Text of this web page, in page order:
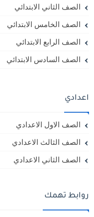
الصف الثاني الابتدائي
الصف الخامس الابتدائي
الصف الرابع الابتدائي
الصف السادس الابتدائي
اعدادي
الصف الاول الاعدادي
الصف الثالث الاعدادي
الصف الثاني الاعدادي
روابط تهمك